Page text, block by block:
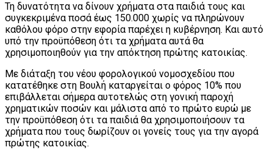
Τη δυνατότητα να δίνουν χρήματα στα παιδιά τους και
συγκεκριμένα ποσά έως 150.000 χωρίς να πληρώνουν
καθόλου φόρο στην εφορία παρέχει η κυβέρνηση. Και αυτό
υπό την προϋπόθεση ότι τα χρήματα αυτά θα
χρησιμοποιηθούν για την απόκτηση πρώτης κατοικίας.
Με διάταξη του νέου φορολογικού νομοσχεδίου που
κατατέθηκε στη Βουλή καταργείται ο φόρος 10% που
επιβάλλεται σήμερα αυτοτελώς στη γονική παροχή
χρηματικών ποσών και μάλιστα από το πρώτο ευρώ με
την προϋπόθεση ότι τα παιδιά θα χρησιμοποιήσουν τα
χρήματα που τους δωρίζουν οι γονείς τους για την αγορά
πρώτης κατοικίας.